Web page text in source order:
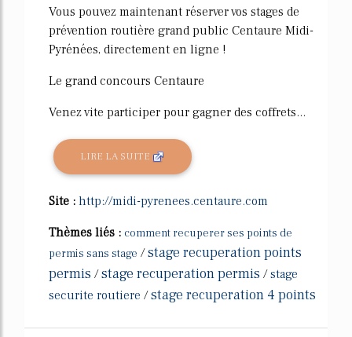
Vous pouvez maintenant réserver vos stages de
prévention routière grand public Centaure Midi-
Pyrénées, directement en ligne !
Le grand concours Centaure
Venez vite participer pour gagner des coffrets...
LIRE LA SUITE
Site : http://midi-pyrenees.centaure.com
Thèmes liés : comment recuperer ses points de
permis sans stage /stage recuperation points
permis /stage recuperation permis /stage
securite routiere /stage recuperation 4 points